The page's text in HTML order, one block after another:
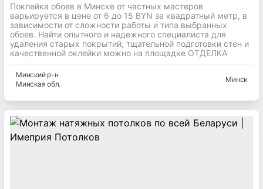
Поклейка обоев в Минске от частных мастеров
варьируется в цене от 6 до 15 BYN за квадратный метр, в
зависимости от сложности работы и типа выбранных
обоев. Найти опытного и надежного специалиста для
удаления старых покрытий, тщательной подготовки стен и
качественной оклейки можно на площадке ОТДЕЛКА
Минскийр-н
Минская обл.
Минск